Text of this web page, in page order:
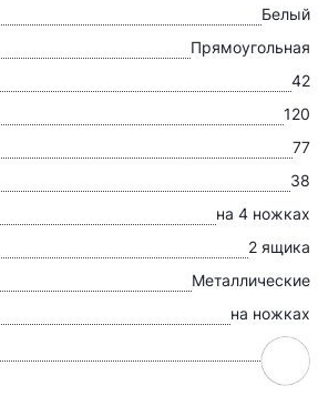
Белый
Прямоугольная
42
120
77
38
на 4 ножках
2 ящика
Металлические
на ножках